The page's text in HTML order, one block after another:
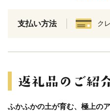
支払い方法 ク
ふかふかの土が育む、極上の